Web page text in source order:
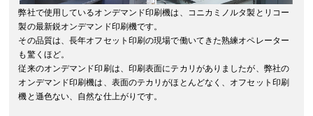
「白印刷対応クリアしおり」を追加しました。
2024年7月12日
「冊子印刷
を追加しました。
2024年7月3日
弊社で使用しているオンデマンド印刷機は、コニカミノルタ製とリコー
製の最新鋭オンデマンド印刷機です。
その品質は、長年オフセット印刷の現場で働いてきた熟練オペレーター
も驚くほど。
従来のオンデマンド印刷は、印刷表面にテカリがありましたが、弊社の
オンデマンド印刷機は、表面のテカリがほとんどなく、オフセット印刷
機と遜色ない、自然な仕上がりです。